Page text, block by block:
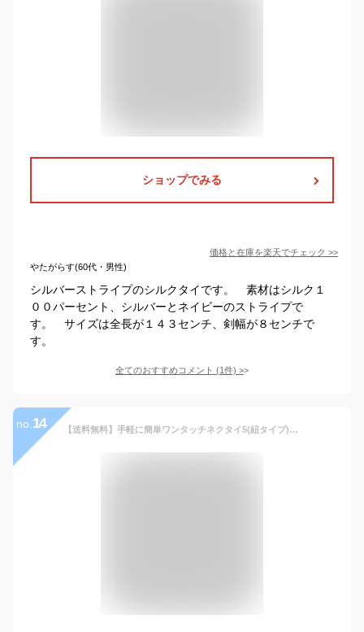
ショップでみる
価格と在庫を楽天でチェック >>
やたがらす(60代・男性)
シルバーストライプのシルクタイです。 素材はシルク１
００パーセント、シルバーとネイビーのストライプで
す。 サイズは全長が１４３センチ、剣幅が８センチで
す。
全てのおすすめコメント (1件) >
no. 14 【送料無料】手軽に簡単ワンタッチネクタイ5(紐タイプ) グレー シルバー 灰色 無地 サテン クイックネクタイ